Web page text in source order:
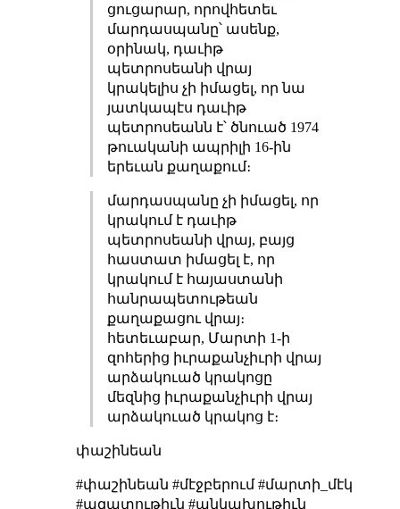
ցուցարար, որովհետեւ
մարդասպանը՝ ասենք,
օրինակ, դաւիթ
պետրոսեանի վրայ
կրակելիս չի իմացել, որ նա
յատկապէս դաւիթ
պետրոսեանն է՝ ծնուած 1974
թուականի ապրիլի 16-ին
երեւան քաղաքում։
մարդասպանը չի իմացել, որ
կրակում է դաւիթ
պետրոսեանի վրայ, բայց
հաստատ իմացել է, որ
կրակում է հայաստանի
հանրապետութեան
քաղաքացու վրայ։
հետեւաբար, Մարտի 1-ի
զոհերից իւրաքանչիւրի վրայ
արձակուած կրակոցը
մեզնից իւրաքանչիւրի վրայ
արձակուած կրակոց է։
փաշինեան
#փաշինեան #մէջբերում #մարտի_մէկ
#ազատութիւն #անկախութիւն